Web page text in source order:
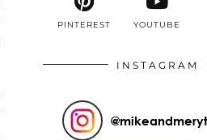
PINTEREST YOUTUBE
INSTAGRAM
@